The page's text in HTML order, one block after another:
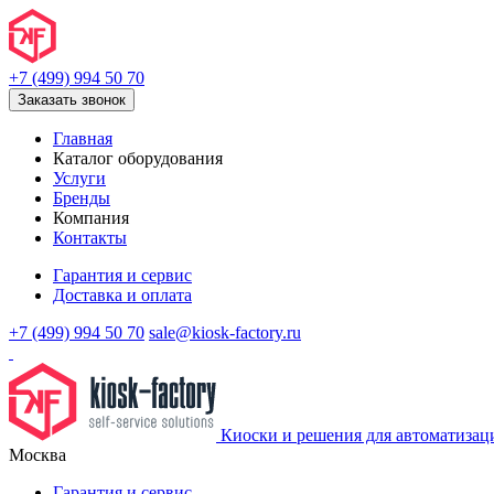
+7 (499) 994 50 70
Заказать звонок
Главная
Каталог оборудования
Услуги
Бренды
Компания
Контакты
Гарантия и сервис
Доставка и оплата
+7 (499) 994 50 70 sale@kiosk-factory.ru
Киоски и решения для
Москва